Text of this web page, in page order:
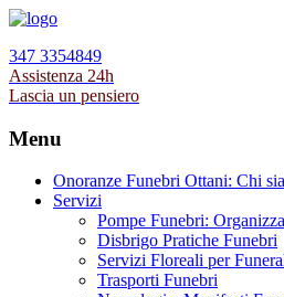
347 3354849
Assistenza 24h
Lascia un pensiero
Menu
Onoranze Funebri Ottani: Chi
Servizi
Pompe Funebri:
Disbrigo Pratiche Funebri
Servizi Floreali per
Trasporti Funebri